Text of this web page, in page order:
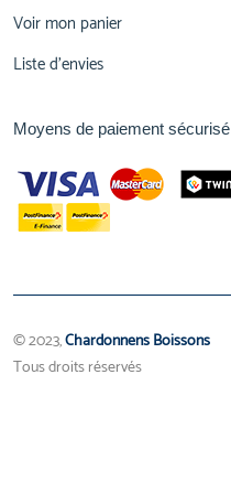
Voir mon panier
Liste d'envies
Moyens de paiement sécurisé
© 2023,Chardonnens Boissons
Tous droits réservés